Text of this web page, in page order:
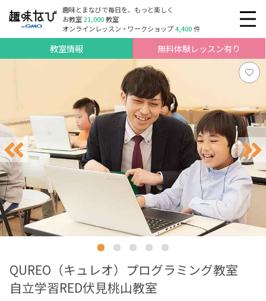
趣味とまなびで毎日を、もっと楽しく
お教室21,000教室
オンラインレッスン・ワークショップ4,400件
教室情報 無料体験レッスン有り
QUREO（キュレオ）プログラミング教室
自立学習RED伏見桃山教室